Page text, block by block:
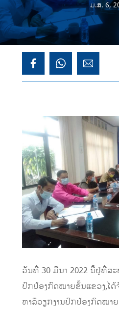
ມ.ສ. 6,
ວັນທີ່ 30 ມີນາ 2022 ນີ້ຢູ່ທີ່ສະ
ປົກປ້ອງກົດໝາຍຂັ້ນແຂວງ,ໄ
ຫາລືວຽກງານປົກປ້ອງກົດໝາ